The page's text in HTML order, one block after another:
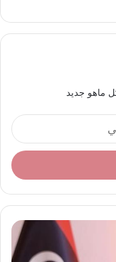
ماهو جديد